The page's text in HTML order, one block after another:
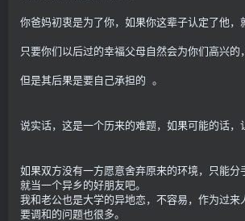
你爸妈初衷是为了你，如果你这辈子认定了他，
只要你们以后过的幸福父母自然会为你们高兴
但是其后果是要自己承担的 。
说实话，这是一个历来的难题，如果可能的话
如果双方没有一方愿意舍弃原来的环境，只能分
就当一个异乡的好朋友吧。
我和老公也是大学的异地恋，不容易，作为过
要调和的问题也很多。